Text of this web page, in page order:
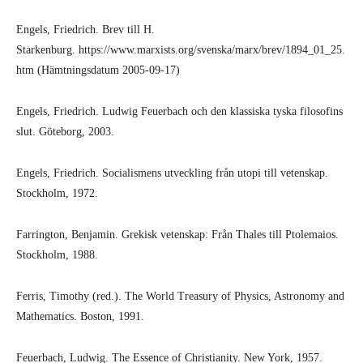
Engels, Friedrich. Brev till H.
Starkenburg. https://www.marxists.org/svenska/marx/brev/1894_01_25.
htm (Hämtningsdatum 2005-09-17)
Engels, Friedrich. Ludwig Feuerbach och den klassiska tyska filosofins
slut. Göteborg, 2003.
Engels, Friedrich. Socialismens utveckling från utopi till vetenskap.
Stockholm, 1972.
Farrington, Benjamin. Grekisk vetenskap: Från Thales till Ptolemaios.
Stockholm, 1988.
Ferris, Timothy (red.). The World Treasury of Physics, Astronomy and
Mathematics. Boston, 1991.
Feuerbach, Ludwig. The Essence of Christianity. New York, 1957.